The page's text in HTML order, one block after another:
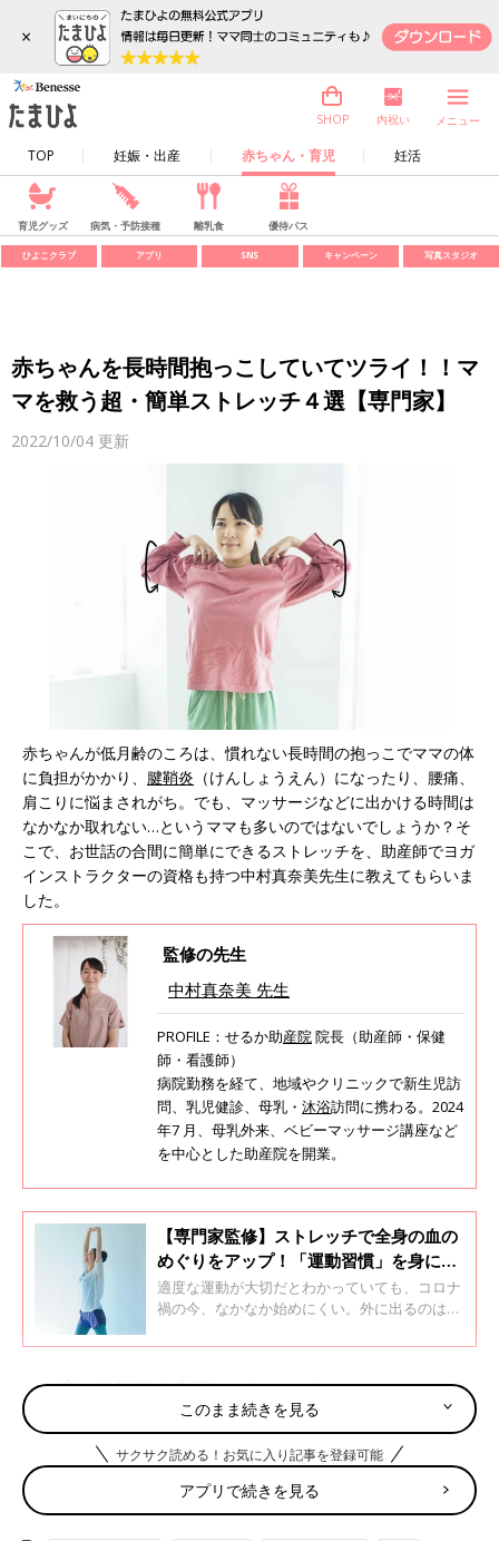
×
TOP 妊娠・出産 赤ちゃん・育児 妊活
SHOP 内祝い メニュー
育児グッズ 病気・予防接種 離乳食 優待パス
ひよこクラブ アプリ SNS キャンペーン 写真スタジオ
赤ちゃんを長時間抱っこしていてツライ！！マ
マを救う超・簡単ストレッチ４選【専門家】
2022/10/04 更新
赤ちゃんが低月齢のころは、慣れない長時間の抱っこでママの体
に負担がかかり、 腱鞘炎 （けんしょうえん）になったり、腰痛、
肩こりに悩まされがち。でも、マッサージなどに出かける時間は
なかなか取れない…というママも多いのではないでしょうか？そ
こで、お世話の合間に簡単にできるストレッチを、助産師でヨガ
インストラクターの資格も持つ中村真奈美先生に教えてもらいま
した。
監修の先生
中村真奈美 先生
PROFILE：せるか助産院院長（助産師・保健
師・看護師）
病院勤務を経て、地域やクリニックで新生児訪
問、乳児健診、母乳・ 沐浴訪問に携わる。2024
年7 月、母乳外来、ベビーマッサージ講座など
を中心とした助産院を開業。
【専門家監修】ストレッチで全身の血の
めぐりをアップ！「運動習慣」を身につ
けよう
適度な運動が大切だとわかっていても、コロナ
禍の今、なかなか始めにくい。外に出るのは抵
血流をアップさせることで妊娠体質に近づくと
活と体を見直す基本講座「プレコンセプション
ケア」の視点で、「運動習慣」についてメディ
カル・フィットネス・コーディネーターの竹内
邦子先生に教えてもらいました。
1．肩こり解消！肩回しストレッチ
このまま続きを見る
サクサク読める！お気に入り記事を登録可能
アプリで続きを見る